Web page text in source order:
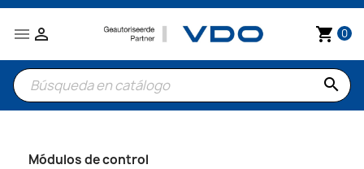
 shopping_cart 0

search
Módulos de control